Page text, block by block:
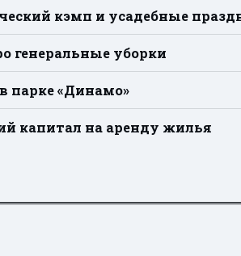
кэмп и усадебные
генеральные уборки
парке «Динамо»
капитал на аренду жилья